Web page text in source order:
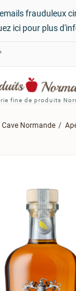
emails frauduleux
ici pour plus
fine de produits
Cave Normande